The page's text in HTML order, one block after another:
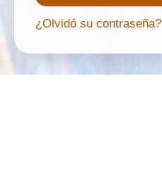
¿Olvidó su contraseña?